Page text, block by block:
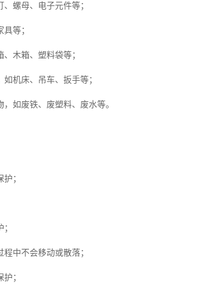
螺母、电子元件等；
等；
木箱、塑料袋等；
机床、吊车、扳手等；
如废铁、废塑料、废水等。
；
中不会移动或散落；
；